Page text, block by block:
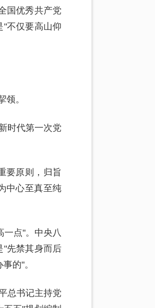
国优秀共产党
"不仅要高山仰
。
时代第一次党
要原则，归旨
中心至真至纯
一点"。中央八
"先禁其身而后
的"。
总书记主持党